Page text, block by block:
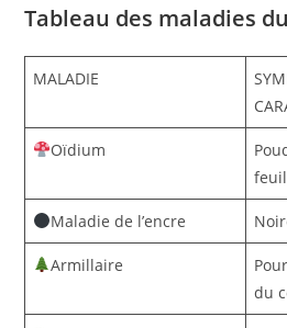
Tableau des maladies
MALADIE
Oïdium
Maladie de l’encre
Armillaire
du